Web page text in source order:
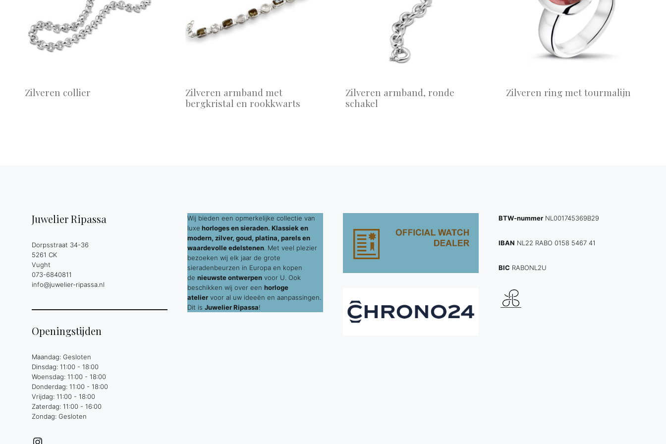
Zilveren collier
Zilveren armband met
bergkristal en rookkwarts
Zilveren armband, ronde
schakel
Zilveren ring met tourmalijn
Juwelier Ripassa
Dorpsstraat 34-36
5261 CK
Vught
073-6840811
info@juwelier-ripassa.nl
Openingstijden
Maandag: Gesloten
Dinsdag: 11:00 - 18:00
Woensdag: 11:00 - 18:00
Donderdag: 11:00 - 18:00
Vrijdag: 11:00 - 18:00
Zaterdag: 11:00 - 16:00
Zondag: Gesloten
Wij bieden een opmerkelijke collectie van
luxe horloges en sieraden. Klassiek en
modern, zilver, goud, platina, parels en
waardevolle edelstenen. Met veel plezier
bezoeken wij elk jaar de grote
sieradenbeurzen in Europa en kopen
de nieuwste ontwerpen voor U. Ook
beschikken wij over een horloge
atelier voor al uw ideeën en aanpassingen.
Dit is Juwelier Ripassa!
BTW-nummer NL001745369B29
IBAN NL22 RABO 0158 5467 41
BIC RABONL2U